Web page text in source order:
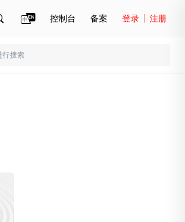
控制台 备案 登录 注册